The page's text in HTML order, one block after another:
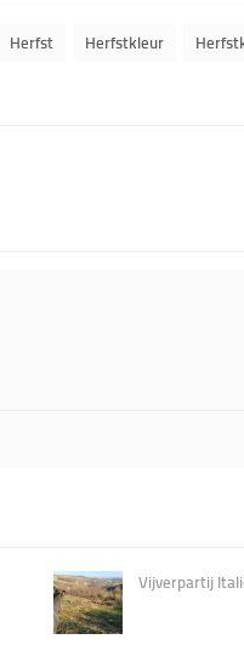
Herfst Herfstkleur
Vijverpartij